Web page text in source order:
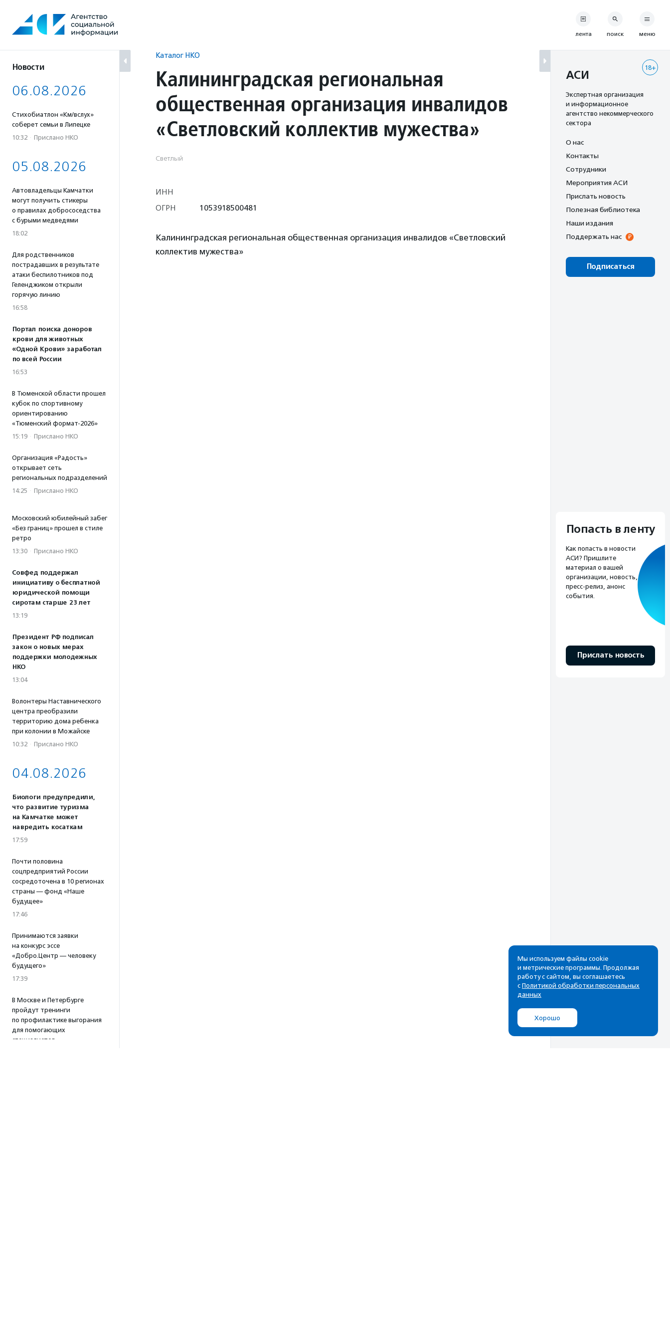
содержанию
Новости
06.08.2026
Стихобиатлон «Км/вслух»
соберет семьи в Липецке
10:32 · Прислано НКО
05.08.2026
Автовладельцы Камчатки
могут получить стикеры
о правилах добрососедства
с бурыми медведями
18:02
Для родственников
пострадавших в результате
атаки беспилотников под
Геленджиком открыли
горячую линию
16:58
Портал поиска доноров
крови для животных
«Одной Крови» заработал
по всей России
16:53
В Тюменской области прошел
кубок по спортивному
ориентированию
«Тюменский формат-2026»
15:19 · Прислано НКО
Организация «Радость»
открывает сеть
региональных подразделений
14:25 · Прислано НКО
Московский юбилейный забег
«Без границ» прошел в стиле
ретро
13:30 · Прислано НКО
Совфед поддержал
инициативу о бесплатной
юридической помощи
сиротам старше 23 лет
13:19
Президент РФ подписал
закон о новых мерах
поддержки молодежных
НКО
13:04
Волонтеры Наставнического
центра преобразили
территорию дома ребенка
при колонии в Можайске
10:32 · Прислано НКО
04.08.2026
Биологи предупредили,
что развитие туризма
на Камчатке может
навредить косаткам
17:59
Почти половина
соцпредприятий России
сосредоточена в 10 регионах
страны — фонд «Наше
будущее»
17:46
Принимаются заявки
на конкурс эссе
«Добро.Центр — человеку
будущего»
17:39
В Москве и Петербурге
пройдут тренинги
по профилактике выгорания
для помогающих
специалистов
Каталог НКО
Калининградская региональная
общественная организация инвалидов
«Светловский коллектив мужества»
Светлый
ИНН
ОГРН
1053918500481
Калининградская региональная общественная организация инвалидов «Светловский
коллектив мужества»
лента поиск меню
18+
АСИ
Экспертная организация
и информационное
агентство некоммерческого
сектора
О нас
Контакты
Сотрудники
Мероприятия АСИ
Прислать новость
Полезная библиотека
Наши издания
Поддержать нас
Подписаться
Попасть в ленту
Как попасть в новости
АСИ? Пришлите
материал о вашей
организации, новость,
пресс-релиз, анонс
события.
Прислать новость
Рассылка
Cамые свежие новости,
почтовом ящике
Мы используем файлы cookie
и метрические программы. Продолжая
работу с сайтом, вы соглашаетесь
с Политикой обработки персональных
данных
Хорошо